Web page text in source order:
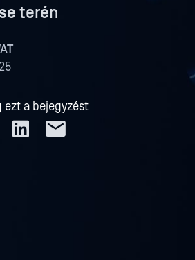
terén
ezt a bejegyzést